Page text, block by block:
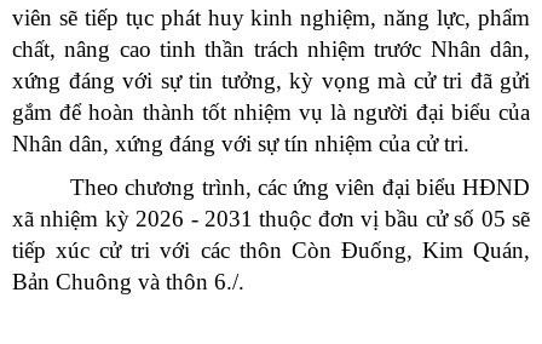
viên sẽ tiếp tục phát huy kinh nghiệm, năng lực, phẩm
chất, nâng cao tinh thần trách nhiệm trước Nhân dân,
xứng đáng với sự tin tưởng, kỳ vọng mà cử tri đã gửi
gắm để hoàn thành tốt nhiệm vụ là người đại biểu của
Nhân dân, xứng đáng với sự tín nhiệm của cử tri.
Theo chương trình, các ứng viên đại biểu HĐND
xã nhiệm kỳ 2026 - 2031 thuộc đơn vị bầu cử số 05 sẽ
tiếp xúc cử tri với các thôn Còn Đuống, Kim Quán,
Bản Chuông và thôn 6./.